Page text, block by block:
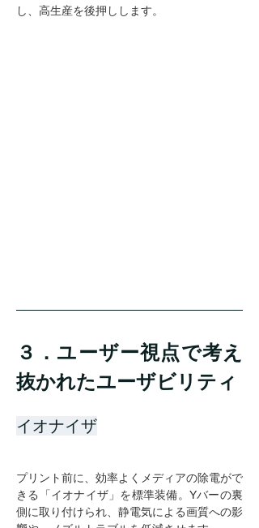
し、高生産を後押しします。
３．ユーザー視点で考え
抜かれたユーザビリティ
イオナイザ
プリント前に、効率よくメディアの除電がで
きる「イオナイザ」を標準装備。Yバーの裏
側に取り付けられ、静電気による画質への影